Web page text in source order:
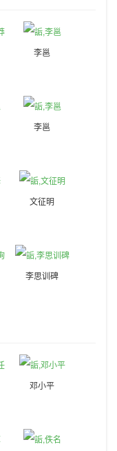
李邕
李邕
文征明
李思训碑
邓小平